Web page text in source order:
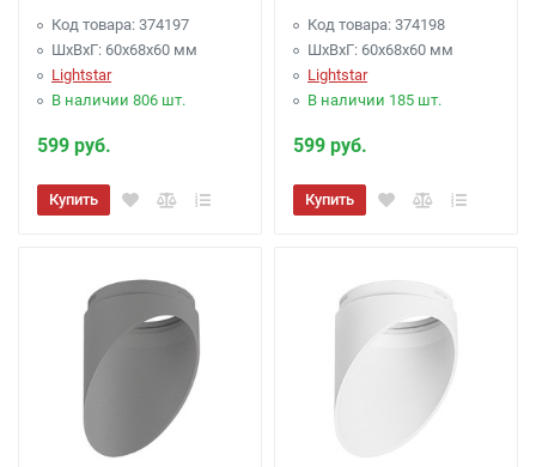
Код товара: 374197
ШхВхГ: 60x68x60 мм
Lightstar
В наличии 806 шт.
599 руб.
Купить
Код товара: 374198
ШхВхГ: 60x68x60 мм
Lightstar
В наличии 185 шт.
599 руб.
Купить